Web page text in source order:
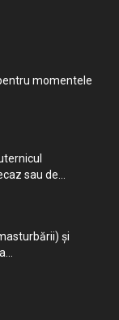
momentele
sau de...
şi